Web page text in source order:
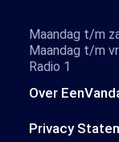
Over
Privacy
Maandag t/m
Maandag t/m
Radio 1